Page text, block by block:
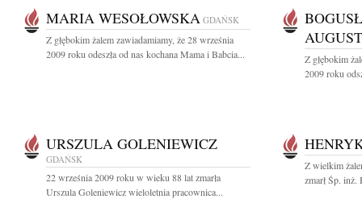
MARIA WESOŁOWSKA GDAŃSK
Z głębokim żalem zawiadamiamy, że 28 września
2009 roku odeszła od nas kochana Mama i Babcia...
Z głębokim
2009 roku
URSZULA GOLENIEWICZ
GDAŃSK
22 września 2009 roku w wieku 88 lat zmarła
Urszula Goleniewicz wieloletnia pracownica...
Z wielkim
zmarł Śp.